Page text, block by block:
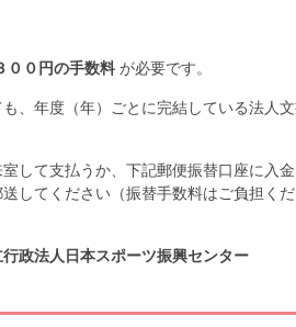
００円の手数料 が必要です。
、年度（年）ごとに完結している法人
して支払うか、下記郵便振替口座に入
してください（振替手数料はご負担くだ
政法人日本スポーツ振興センター